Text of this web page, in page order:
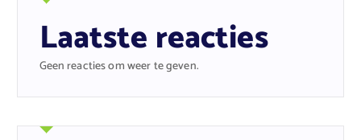
Laatste reacties
Geen reacties om weer te geven.